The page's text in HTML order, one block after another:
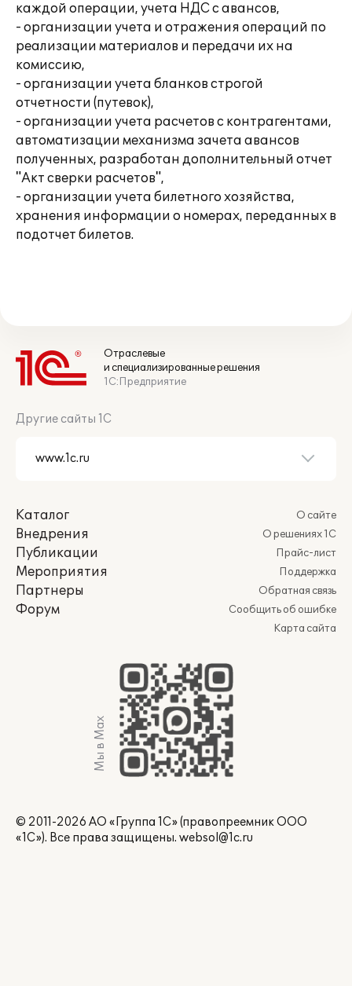
каждой операции, учета НДС с авансов,
- организации учета и отражения операций по
реализации материалов и передачи их на
комиссию,
- организации учета бланков строгой
отчетности (путевок),
- организации учета расчетов с контрагентами,
автоматизации механизма зачета авансов
полученных, разработан дополнительный отчет
"Акт сверки расчетов",
- организации учета билетного хозяйства,
хранения информации о номерах, переданных в
подотчет билетов.
Отраслевые
и специализированные решения
1С:Предприятие
Другие сайты 1С
Каталог
Внедрения
Публикации
Мероприятия
Партнеры
Форум
О сайте
О решениях 1С
Прайс-лист
Поддержка
Обратная связь
Сообщить об ошибке
Карта сайта
Мы в Max
© 2011-2026 АО «Группа 1С» (правопреемник ООО
«1С»). Все права защищены. websol@1c.ru